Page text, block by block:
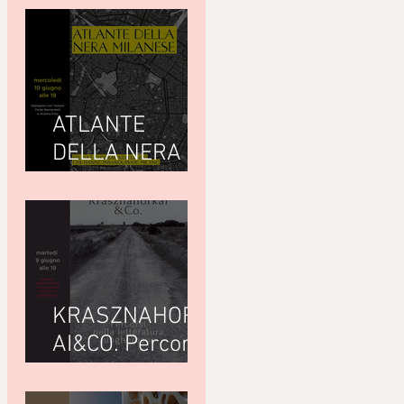
ATLANTE
DELLA NERA
Giuseppe
Paternò
Raddusa (Utet)
KRASZNAHORK
AI&CO. Percorsi